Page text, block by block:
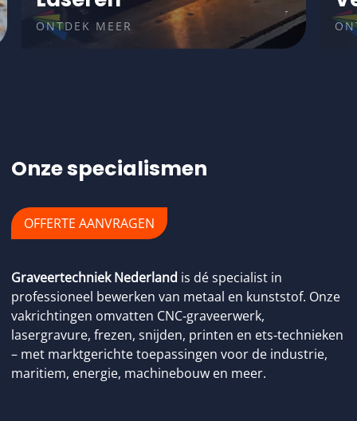
ONTDEK MEER
Onze specialismen
OFFERTE AANVRAGEN
Graveertechniek Nederland is dé specialist in
professioneel bewerken van metaal en kunststof. Onze
vakrichtingen omvatten CNC‑graveerwerk,
lasergravure, frezen, snijden, printen en ets‑technieken
– met marktgerichte toepassingen voor de industrie,
maritiem, energie, machinebouw en meer.